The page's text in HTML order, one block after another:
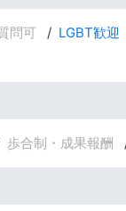
問可 LGBT歓迎
歩合制・成果報酬